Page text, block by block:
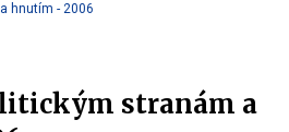
hnutím - 2006
stranám a